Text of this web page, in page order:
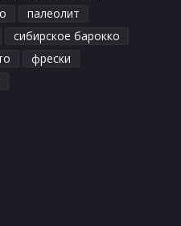
палеолит
сибирское барокко
фрески